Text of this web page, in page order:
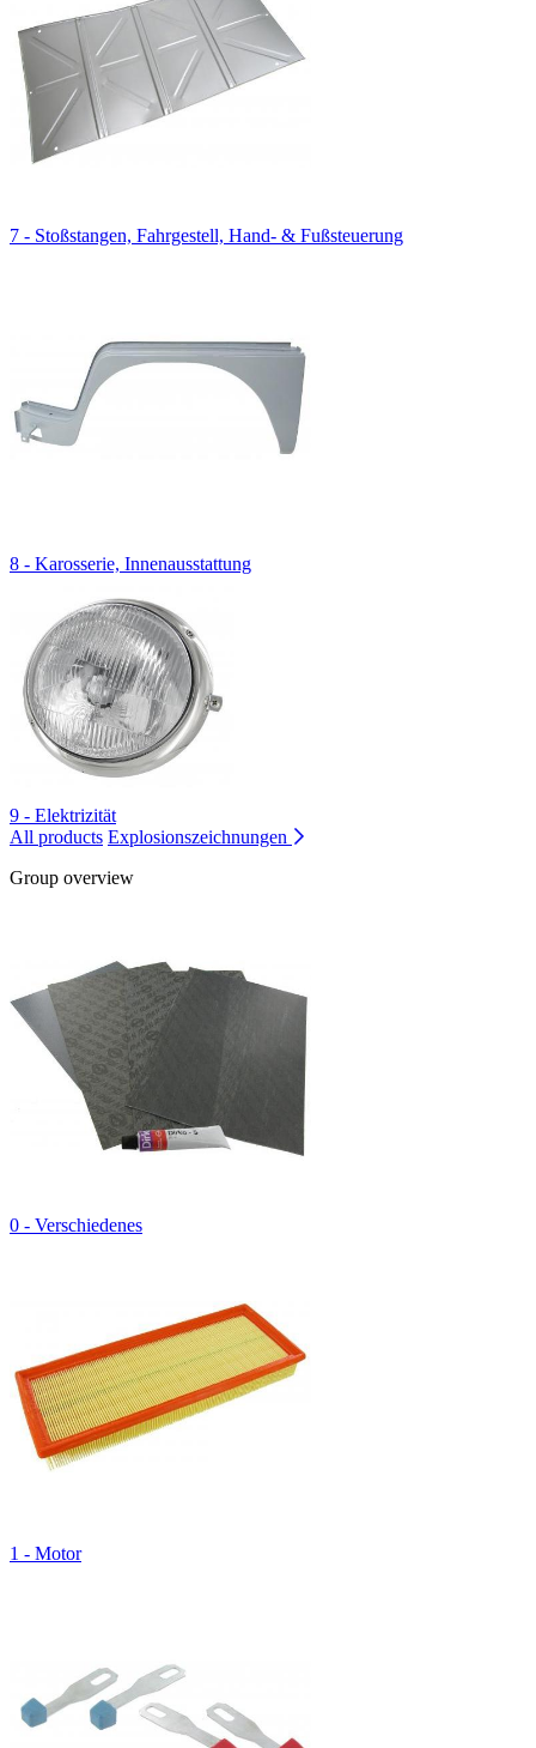
7 - Stoßstangen, Fahrgestell, Hand- & Fußsteuerung
8 - Karosserie, Innenausstattung
9 - Elektrizität
All products Explosionszeichnungen
Group overview
0 - Verschiedenes
1 - Motor